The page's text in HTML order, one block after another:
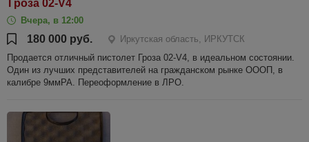
Гроза 02-V4
Вчера, в 12:00
180 000 руб.
Иркутская область, ИРКУТСК
Продается отличный пистолет Гроза 02-V4, в идеальном состоянии.
Один из лучших представителей на гражданском рынке ОООП, в
калибре 9ммРА. Переоформление в ЛРО.